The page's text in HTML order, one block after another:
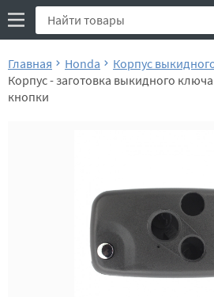
Главная Honda
Корпус
Корпус - заготовка выкидного
кнопки